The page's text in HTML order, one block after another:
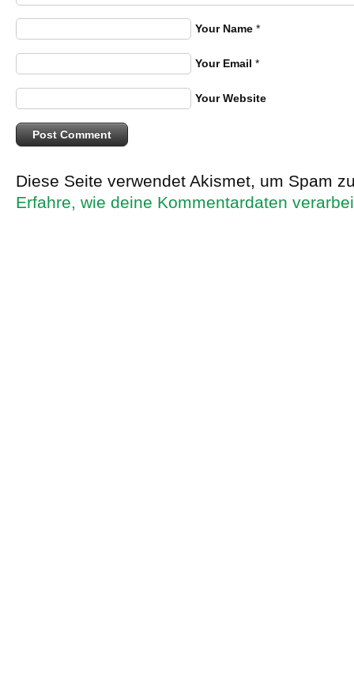
Your Name *
Your Email *
Your Website
Diese Seite verwendet Akismet, um Spam
Erfahre, wie deine Kommentardaten